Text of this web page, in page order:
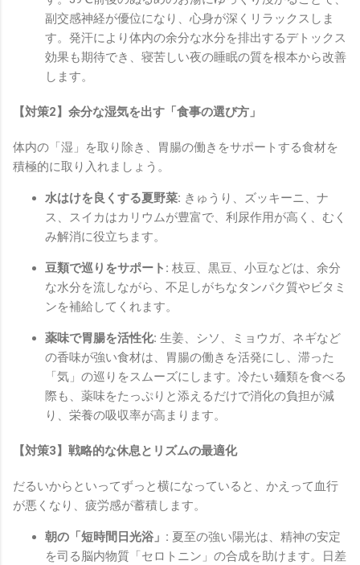
副交感神経が優位になり、心身が深くリラックスしま
す。発汗により体内の余分な水分を排出するデトックス
効果も期待でき、寝苦しい夜の睡眠の質を根本から改善
します。
【対策2】余分な湿気を出す「食事の選び方」
体内の「湿」を取り除き、胃腸の働きをサポートする食材を
積極的に取り入れましょう。
水はけを良くする夏野菜: きゅうり、ズッキーニ、ナ
ス、スイカはカリウムが豊富で、利尿作用が高く、むく
み解消に役立ちます。
豆類で巡りをサポート: 枝豆、黒豆、小豆などは、余分
な水分を流しながら、不足しがちなタンパク質やビタミ
ンを補給してくれます。
薬味で胃腸を活性化: 生姜、シソ、ミョウガ、ネギなど
の香味が強い食材は、胃腸の働きを活発にし、滞った
「気」の巡りをスムーズにします。冷たい麺類を食べる
際も、薬味をたっぷりと添えるだけで消化の負担が減
り、栄養の吸収率が高まります。
【対策3】戦略的な休息とリズムの最適化
だるいからといってずっと横になっていると、かえって血行
が悪くなり、疲労感が蓄積します。
朝の「短時間日光浴」: 夏至の強い陽光は、精神の安定
を司る脳内物質「セロトニン」の合成を助けます。日差